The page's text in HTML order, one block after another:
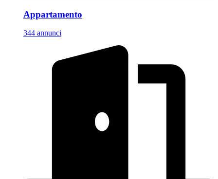
Appartamento
344 annunci